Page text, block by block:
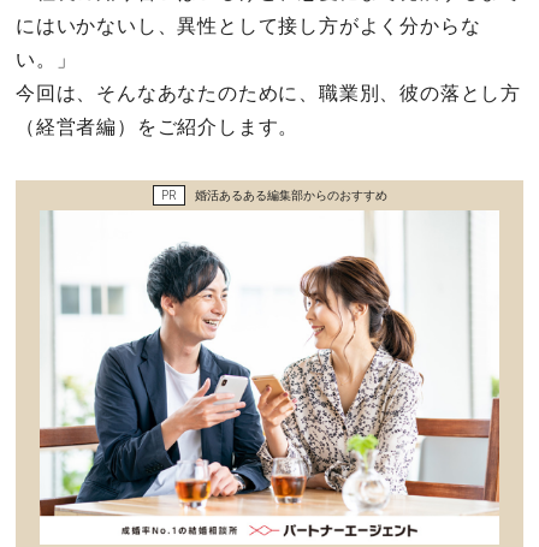
グルメ
趣味・旅行
セックスライフ
心の処方箋
カルチャー・トレンド・芸能
驚き
にはいかないし、異性として接し方がよく分からな
い。」
今回は、そんなあなたのために、職業別、彼の落とし方
（経営者編）をご紹介します。
PR 婚活あるある編集部からのおすすめ